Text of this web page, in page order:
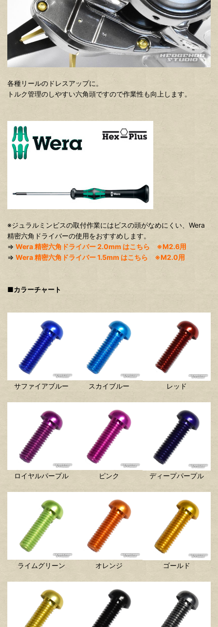
各種リールのドレスアップに。
トルク管理のしやすい六角頭ですので作業性も向上します。
※ジュラルミンビスの取付作業にはビスの頭がなめにくい、Wera
精密六角ドライバーの使用をおすすめします。
⇒ Wera 精密六角ドライバー 2.0mm はこちら ※M2.6用
⇒ Wera 精密六角ドライバー 1.5mm はこちら ※M2.0用
■カラーチャート
サファイアブルー スカイブルー レッド
ロイヤルパープル ピンク ディープパープル
ライムグリーン オレンジ ゴールド